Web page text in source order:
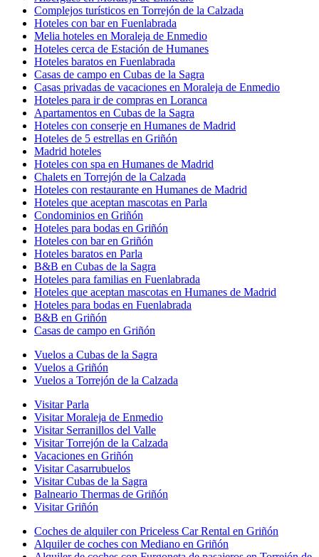
Complejos turísticos en Torrejón de la Calzada
Hoteles con bar en Fuenlabrada
Melia hoteles en Moraleja de Enmedio
Hoteles cerca de Estación de Humanes
Hoteles baratos en Fuenlabrada
Casas de campo en Cubas de la Sagra
Casas privadas de vacaciones en Moraleja de Enmedio
Hoteles para ir de compras en Loranca
Apartamentos en Cubas de la Sagra
Hoteles con conserje en Humanes de Madrid
Hoteles de 5 estrellas en Griñón
Madrid hoteles
Hoteles con spa en Humanes de Madrid
Chalets en Torrejón de la Calzada
Hoteles con restaurante en Humanes de Madrid
Hoteles que aceptan mascotas en Parla
Condominios en Griñón
Hoteles para bodas en Griñón
Hoteles con bar en Griñón
Hoteles baratos en Parla
B&B en Cubas de la Sagra
Hoteles para familias en Fuenlabrada
Hoteles que aceptan mascotas en Humanes de Madrid
Hoteles para bodas en Fuenlabrada
B&B en Griñón
Casas de campo en Griñón
Vuelos a Cubas de la Sagra
Vuelos a Griñón
Vuelos a Torrejón de la Calzada
Visitar Parla
Visitar Moraleja de Enmedio
Visitar Serranillos del Valle
Visitar Torrejón de la Calzada
Vacaciones en Griñón
Visitar Casarrubuelos
Visitar Cubas de la Sagra
Balneario Thermas de Griñón
Visitar Griñón
Coches de alquiler con Priceless Car Rental en Griñón
Alquiler de coches con Mediano en Griñón